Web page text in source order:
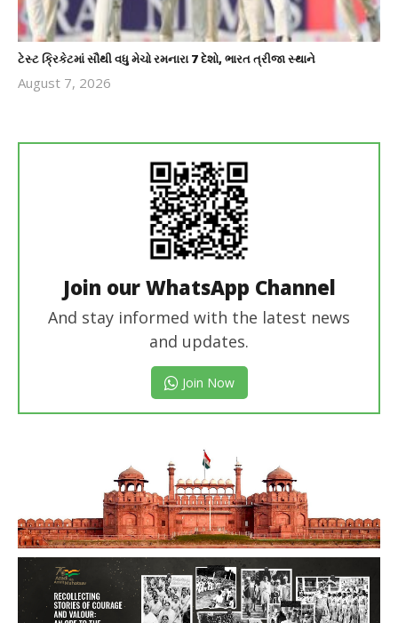
ટેસ્ટ ક્રિકેટમાં સૌથી વધુ મેચો રમનારા 7 દેશો, ભારત ત્રીજા સ્થાને
August 7, 2026
Join our WhatsApp Channel
And stay informed with the latest news
and updates.
Join Now